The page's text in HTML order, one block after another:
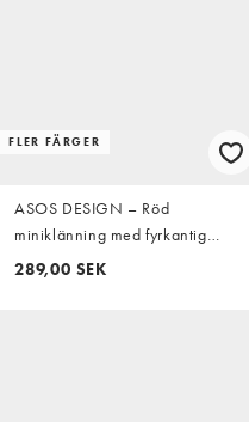
FLER FÄRGER
ASOS DESIGN – Röd
miniklänning med fyrkantig
halsringning och dekorativ söm
289,00 SEK